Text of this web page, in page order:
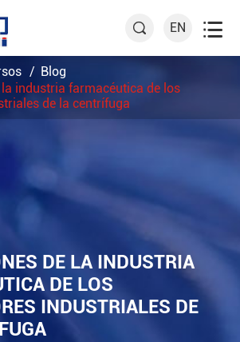
 EN 
Blog
industria farmacéutica de los
de la centrífuga
DE LA INDUSTRIA
DE LOS
INDUSTRIALES DE